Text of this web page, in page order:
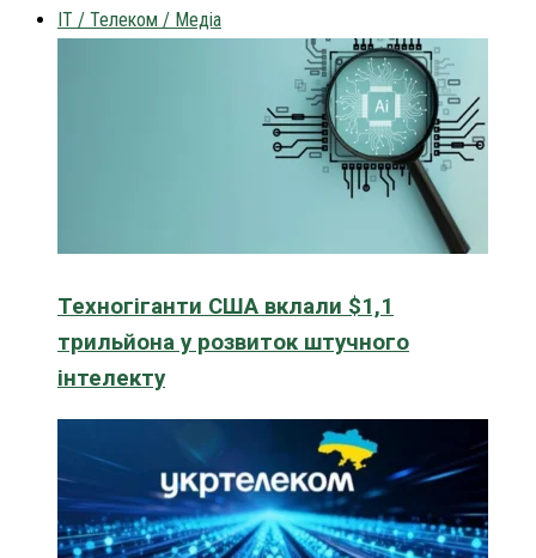
IT / Телеком / Медіа
Техногіганти США вклали $1,1
трильйона у розвиток штучного
інтелекту